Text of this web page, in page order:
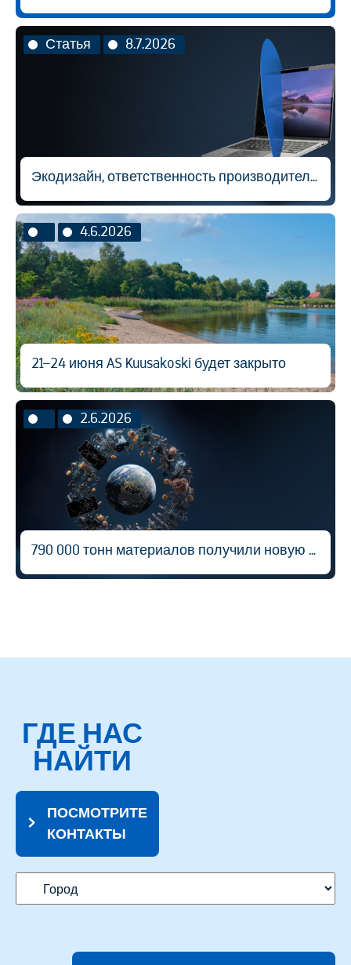
Статья 8.7.2026
4.6.2026
21–24 июня AS Kuusakoski будет закрыто
2.6.2026
790 000 тонн материалов получили новую жизнь
ГДЕ НАС
НАЙТИ
ПОСМОТРИТЕ
КОНТАКТЫ